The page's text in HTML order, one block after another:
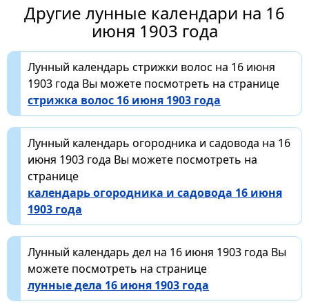
Другие лунные календари на 16
июня 1903 года
Лунный календарь стрижки волос на 16 июня
1903 года Вы можете посмотреть на странице
стрижка волос 16 июня 1903 года
Лунный календарь огородника и садовода на 16
июня 1903 года Вы можете посмотреть на
странице
календарь огородника и садовода 16 июня
1903 года
Лунный календарь дел на 16 июня 1903 года Вы
можете посмотреть на странице
лунные дела 16 июня 1903 года